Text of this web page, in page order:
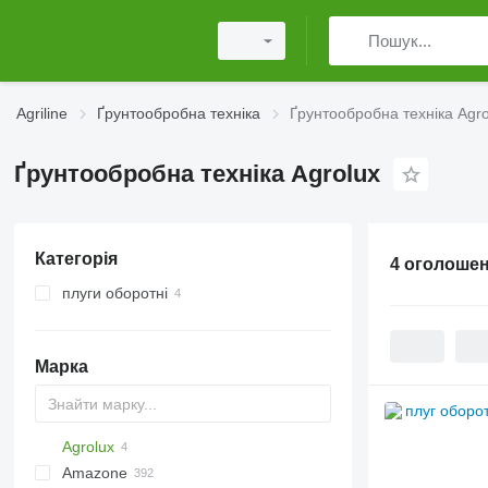
Agriline Ґрунтообробна техніка Ґрунтообробна техніка
Ґрунтообробна техніка Agrolux
Категорія
плуги оборотні
Марка
AS
Multivator
Combiplow
Cultiplow
Jaguar
AT30
AU
8
10
Agrolux
KM180
FV
Amazone
4